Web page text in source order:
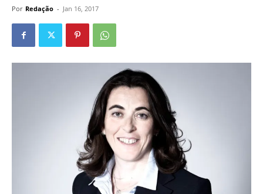
Por Redação - Jan 16, 2017